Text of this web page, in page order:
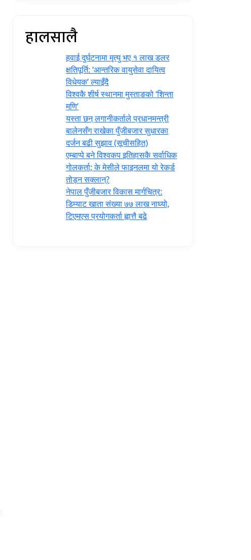
हालसालै
हवाई दुर्घटनामा मृत्यु भए १ लाख डलर
क्षतिपूर्ति: ‘आन्तरिक वायुसेवा दायित्व
विधेयक’ ल्याइँदै
विश्वकै शीर्ष स्थानमा मुस्ताङको ‘शिन्ता
मणि’
यस्ता छन् लगानीकर्ताले प्रधानमन्त्री
‍बालेनसँग राखेका पुँजीबजार सुधारका
दर्जन बढी सुझाव (सूचीसहित)
एम्बाप्पे बने विश्वकप इतिहासकै सर्वाधिक
गोलकर्ता; के मेसीले फाइनलमा यो रेकर्ड
तोड्न सक्लान्?
नेपाल पुँजीबजार विकास मार्गचित्र:
डिम्याट खाता संख्या ७७ लाख नाघ्यो,
टिएमएस प्रयोगकर्ता ह्वात्तै बढे